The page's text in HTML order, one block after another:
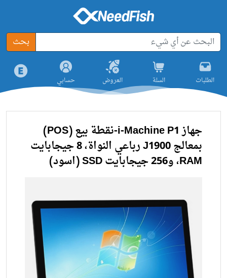
بحث
الطلبات السلة العروض حسابي
جهاز i-Machine P1-نقطة بيع (POS)
بمعالج J1900 رباعي النواة، 8 جيجابايت
RAM، و256 جيجابايت SSD (اسود)